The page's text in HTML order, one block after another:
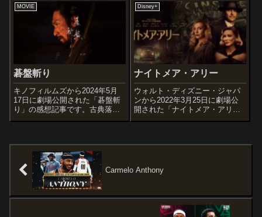
高校に、「彼女を作りたい」と
いう理由だけで転校してきた高
WIT STUDIOによる完全新作
で、キャラクターデザインが
「NARUTO-ナルト-」...
MOVIE
碁盤斬り
キノフィルムズから2024年5月
17日に劇場公開された「碁盤斬
り」の感想記事です。古典落語
『柳田格之進』を基にした時代
のない罪を着せられたうえに妻
も失い、藩を離れて、娘のお絹
と2人で江...
Disney+
ナイトメア・アリー
ウォルト・ディズニー・ジャパ
ンから2022年3月25日に劇場公
開された「ナイトメア・アリ
ー」の感想記事です。ウィリア
路』を原作とし、『悪魔の往く
作...
Carmelo Anthony